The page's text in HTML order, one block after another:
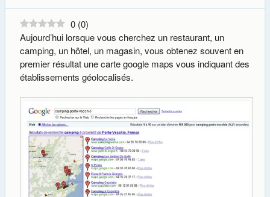
0 (0)
Aujourd’hui lorsque vous cherchez un restaurant, un
camping, un hôtel, un magasin, vous obtenez souvent en
premier résultat une carte google maps vous indiquant des
établissements géolocalisés.